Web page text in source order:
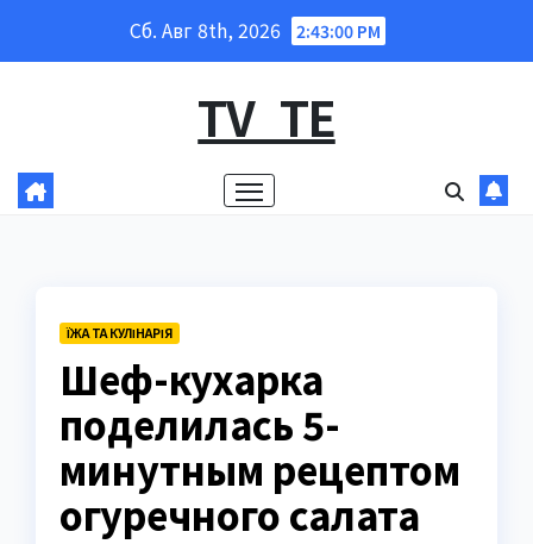
Сб. Авг 8th, 2026 2:43:01 PM
TV_TE
ЇЖА ТА КУЛІНАРІЯ
Шеф-кухарка
поделилась 5-
минутным рецептом
огуречного салата